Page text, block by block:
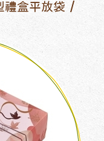
禮盒平放袋